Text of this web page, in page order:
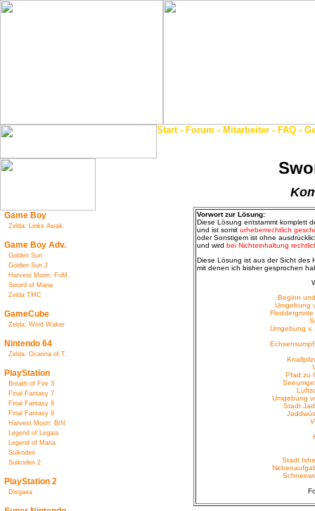
Start- Forum - Mitarbeiter - FAQ -
Game Boy
Zelda: Links Awak.
Game Boy Adv.
Golden Sun
Golden Sun 2
Harvest Moon: FoM
Sword of Mana
Zelda TMC
GameCube
Zelda: Wind Waker
Nintendo 64
Zelda: Ocarina of T.
PlayStation
Breath of Fire 3
Final Fantasy 7
Final Fantasy 8
Final Fantasy 9
Harvest Moon: BtN
Legend of Legaia
Legend of Mana
Suikoden
Suikoden 2
PlayStation 2
Disgaea
Vorwort zur Lösung:
Diese Lösung entstammt komplett
und ist somit urheberrechtlich
oder Sonstigem ist ohne
und wird bei Nichteinhaltung
Diese Lösung ist aus der Sicht des
mit denen ich bisher gesprochen
Beginn
Umgebung
Umgebung
Pfad zu
Umgebung
Stadt
Stadt